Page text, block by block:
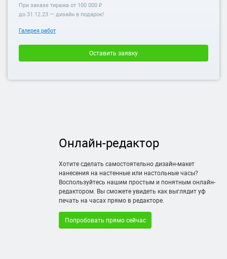
При заказе тиража от 100 000 ₽
до 31.12.23 — дизайн в подарок!
Галерея работ
Оставить заявку
Онлайн-редактор
Хотите сделать самостоятельно дизайн-макет
нанесения на настенные или настольные часы?
Воспользуйтесь нашим простым и понятным онлайн-
редактором. Вы сможете увидеть как выглядит уф
печать на часах прямо в редакторе.
Попробовать прямо сейчас